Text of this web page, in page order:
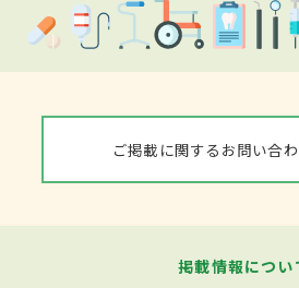
ご掲載に関するお問い合
掲載情報につい